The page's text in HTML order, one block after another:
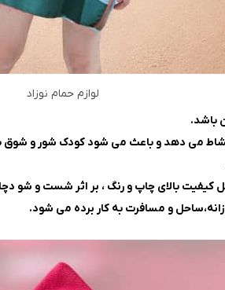
لوازم حمام نوزاد
باشد.
می دهد و باعث می شود کودک شور و
بالای چاپ و رنگ ، بر اثر شست و شو
و مسافرت به کار برده می شود.